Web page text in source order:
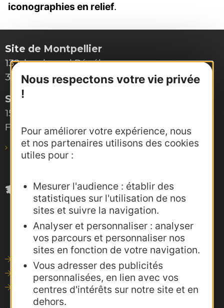
Nous respectons votre vie privée
!
Pour améliorer votre expérience, nous
et nos partenaires utilisons des cookies
utiles pour :
Mesurer l'audience : établir des
statistiques sur l'utilisation de nos
sites et suivre la navigation.
Analyser et personnaliser : analyser
vos parcours et personnaliser nos
sites en fonction de votre navigation.
Vous adresser des publicités
personnalisées, en lien avec vos
centres d'intérêts sur notre site et en
dehors.
iconographies en relief.
Site de Montpellier
132, boulevard Pénélope
34000 Montpellier
Site de Toulouse
15, rue Rivals – CS 78543
F-31685 Toulouse Cedex 6
pro@agence-adocc.com
Outils de communication
Photothèque
Consultations